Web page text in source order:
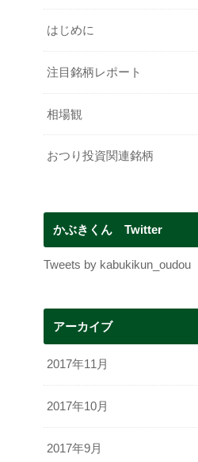
はじめに
注目銘柄レポート
相場観
おつり投資関連銘柄
かぶきくん Twitter
Tweets by kabukikun_oudou
アーカイブ
2017年11月
2017年10月
2017年9月